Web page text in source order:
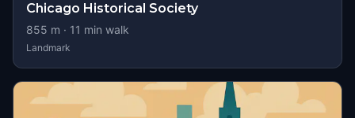
Chicago Historical Society
855 m · 11 min walk
Landmark